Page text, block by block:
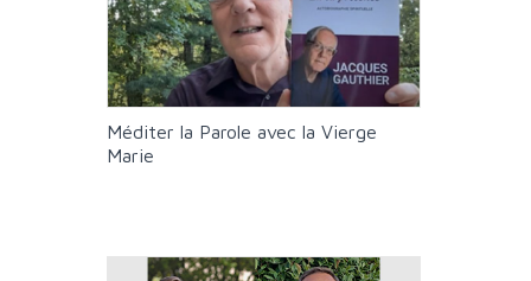
Méditer la Parole avec la Vierge
Marie